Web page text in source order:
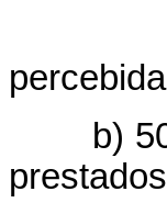
a)
b) 50%